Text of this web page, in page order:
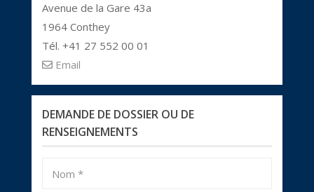
Avenue de la Gare 43a
1964 Conthey
Tél. +41 27 552 00 01
Email
DEMANDE DE DOSSIER OU DE
RENSEIGNEMENTS